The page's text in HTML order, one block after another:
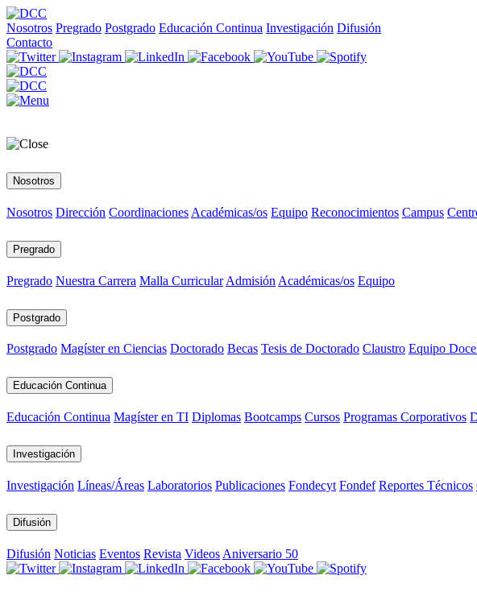
Nosotros Pregrado Postgrado Educación Continua Investigación Difusión
Contacto
Nosotros
Nosotros Dirección Coordinaciones Académicas/os Equipo Reconocimientos Campus
Pregrado
Pregrado Nuestra Carrera Malla Curricular Admisión Académicas/os Equipo
Postgrado
Postgrado Magíster en Ciencias Doctorado Becas Tesis de Doctorado Claustro Equipo
Educación Continua
Educación Continua Magíster en TI Diplomas Bootcamps Cursos Programas Corporativos
Investigación
Investigación Líneas/Áreas Laboratorios Publicaciones Fondecyt Fondef Reportes Técnicos
Difusión
Difusión Noticias Eventos Revista Videos Aniversario 50